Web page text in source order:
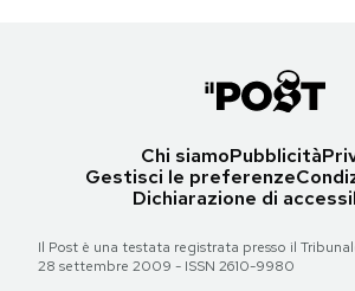
Chi siamoPubblicità
Gestisci le preferenze
Dichiarazione di
Il Post è una testata registrata presso il
28 settembre 2009 - ISSN 2610-9980